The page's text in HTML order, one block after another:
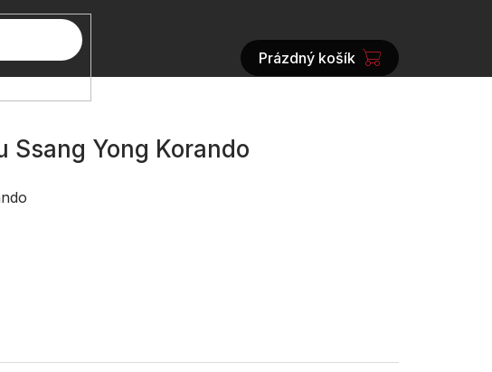
NÁKUPNÍ
Prázdný košík
Yong Korando